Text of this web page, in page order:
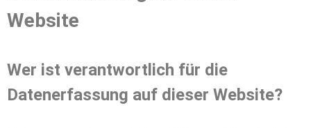
Website
Wer ist verantwortlich für die
Datenerfassung auf dieser Website?